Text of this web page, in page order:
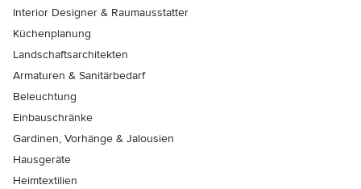
Interior Designer & Raumausstatter
Küchenplanung
Landschaftsarchitekten
Armaturen & Sanitärbedarf
Beleuchtung
Einbauschränke
Gardinen, Vorhänge & Jalousien
Hausgeräte
Heimtextilien